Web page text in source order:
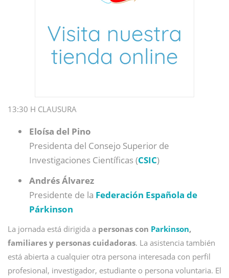
13:30 H CLAUSURA
Eloísa del Pino
Presidenta del Consejo Superior de
Investigaciones Científicas (CSIC)
Andrés Álvarez
Presidente de la Federación Española de
Párkinson
La jornada está dirigida a personas con Parkinson,
familiares y personas cuidadoras. La asistencia también
está abierta a cualquier otra persona interesada con perfil
profesional, investigador, estudiante o persona voluntaria. El